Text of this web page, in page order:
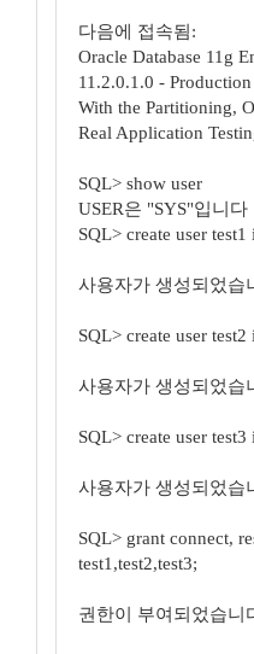
다음에 접속됨:
Oracle Database 11g
11.2.0.1.0 - Production
With the Partitioning,
Real Application
SQL> show user
USER은 "SYS"입니다
SQL> create user
사용자가 생성되었습
SQL> create user
사용자가 생성되었습
SQL> create user
사용자가 생성되었습
SQL> grant connect,
test1,test2,test3;
권한이 부여되었습니